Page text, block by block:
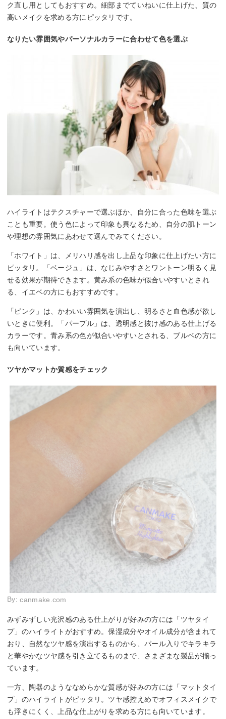
ク直し用としてもおすすめ。細部までていねいに仕上げた、質の
高いメイクを求める方にピッタリです。
なりたい雰囲気やパーソナルカラーに合わせて色を選ぶ
ハイライトはテクスチャーで選ぶほか、自分に合った色味を選ぶ
ことも重要。使う色によって印象も異なるため、自分の肌トーン
や理想の雰囲気にあわせて選んでみてください。
「ホワイト」は、メリハリ感を出し上品な印象に仕上げたい方に
ピッタリ。「ベージュ」は、なじみやすさとワントーン明るく見
せる効果が期待できます。黄み系の色味が似合いやすいとされ
る、イエベの方にもおすすめです。
「ピンク」は、かわいい雰囲気を演出し、明るさと血色感が欲し
いときに便利。「パープル」は、透明感と抜け感のある仕上げる
カラーです。青み系の色が似合いやすいとされる、ブルベの方に
も向いています。
ツヤかマットか質感をチェック
By:canmake.com
みずみずしい光沢感のある仕上がりが好みの方には「ツヤタイ
プ」のハイライトがおすすめ。保湿成分やオイル成分が含まれて
おり、自然なツヤ感を演出するものから、パール入りでキラキラ
と華やかなツヤ感を引き立てるものまで、さまざまな製品が揃っ
ています。
一方、陶器のようななめらかな質感が好みの方には「マットタイ
プ」のハイライトがピッタリ。ツヤ感控えめでオフィスメイクで
も浮きにくく、上品な仕上がりを求める方にも向いています。